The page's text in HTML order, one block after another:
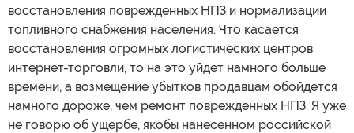
восстановления поврежденных НПЗ и нормализации
топливного снабжения населения. Что касается
восстановления огромных логистических центров
интернет-торговли, то на это уйдет намного больше
времени, а возмещение убытков продавцам обойдется
намного дороже, чем ремонт поврежденных НПЗ. Я уже
не говорю об ущербе, якобы нанесенном российской